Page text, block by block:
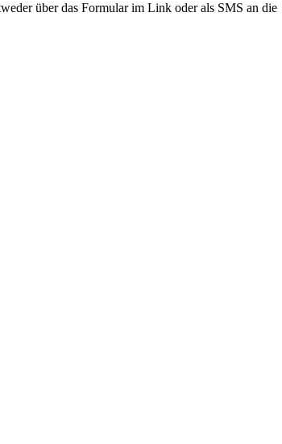
über das Formular im Link oder als SMS an die